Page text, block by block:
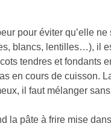
pour éviter qu’elle ne
blancs, lentilles…), il
tendres et fondants
en cours de cuisson.
il faut mélanger
la pâte à frire mise